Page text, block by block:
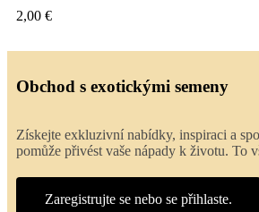
2,00 €
Obchod s exotickými semeny
Získejte exkluzivní nabídky, inspiraci a
pomůže přivést vaše nápady k životu. To
Zaregistrujte se nebo se přihlaste.